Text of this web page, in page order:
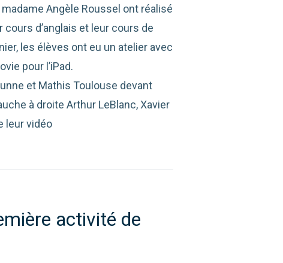
Angèle Roussel ont réalisé
d’anglais et leur cours de
les élèves ont eu un atelier avec
pour l’iPad.
et Mathis Toulouse devant
à droite Arthur LeBlanc, Xavier
leur vidéo
activité de